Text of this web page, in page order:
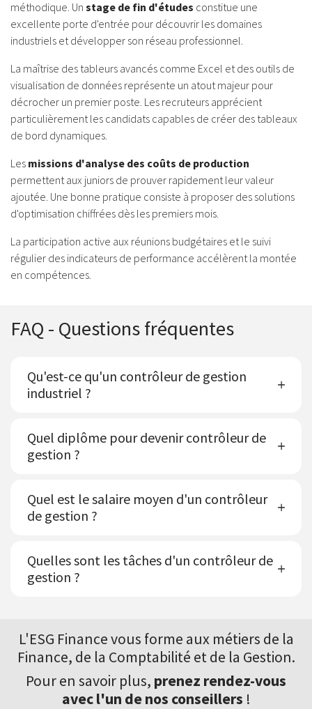
méthodique. Un stage de fin d'études constitue une
excellente porte d'entrée pour découvrir les domaines
industriels et développer son réseau professionnel.
La maîtrise des tableurs avancés comme Excel et des outils de
visualisation de données représente un atout majeur pour
décrocher un premier poste. Les recruteurs apprécient
particulièrement les candidats capables de créer des tableaux
de bord dynamiques.
Les missions d'analyse des coûts de production
permettent aux juniors de prouver rapidement leur valeur
ajoutée. Une bonne pratique consiste à proposer des solutions
d'optimisation chiffrées dès les premiers mois.
La participation active aux réunions budgétaires et le suivi
régulier des indicateurs de performance accélèrent la montée
en compétences.
FAQ - Questions fréquentes
Qu'est-ce qu'un contrôleur de gestion
industriel ?
Quel diplôme pour devenir contrôleur de
gestion ?
Quel est le salaire moyen d'un contrôleur
de gestion ?
Quelles sont les tâches d'un contrôleur de
gestion ?
L'ESG Finance vous forme aux métiers de la
Finance, de la Comptabilité et de la Gestion.
Pour en savoir plus, prenez rendez-vous
avec l'un de nos conseillers !